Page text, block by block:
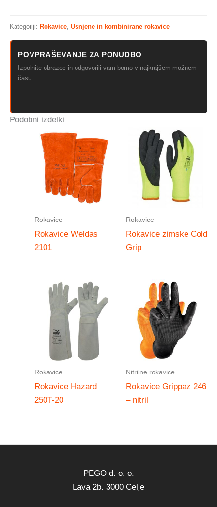
Kategoriji: Rokavice Usnjene in kombinirane rokavice
POVPRAŠEVANJE ZA PONUDBO
Izpolnite obrazec in odgovorili vam bomo v najkrajšem možnem
času.
Podobni izdelki
Rokavice
Rokavice Weldas
2101
Rokavice
Rokavice zimske Cold
Grip
Rokavice
Rokavice Hazard
250T-20
Nitrilne rokavice
Rokavice Grippaz 246
– nitril
PEGO d. o. o.
Lava 2b, 3000 Celje